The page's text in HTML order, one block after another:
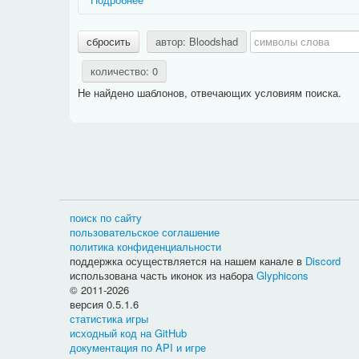
Названия ситуаций имеют префикс, дающий
Действие:фразы, относящиеся к какому-либо
Задание:фразы, относящиеся к конкретному типу
PvP:фразы, относящиеся к сражениям между
Способности:фразы, относящиеся к
Журнал:
Название: очень краткое и общее название
Описание:фраза будет отображаться над
Расположение фраз разных типов можно посмотреть
сбросить автор: Bloodshad
количество: 0
Не найдено шаблонов, отвечающих условиям поиска.
поиск по сайту
пользовательское соглашение
политика конфиденциальности
поддержка осуществляется на нашем канале в Discord
использована часть иконок из набора Glyphicons
© 2011-2026
версия 0.5.1.6
статистика игры
исходный код на GitHub
документация по API и игре